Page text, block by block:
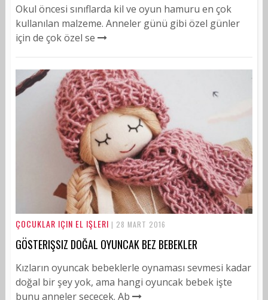
Okul öncesi sınıflarda kil ve oyun hamuru en çok
kullanılan malzeme. Anneler günü gibi özel günler
için de çok özel se
ÇOCUKLAR IÇIN EL IŞLERI | 28 MART 2016
GÖSTERIŞSIZ DOĞAL OYUNCAK BEZ BEBEKLER
Kızların oyuncak bebeklerle oynaması sevmesi kadar
doğal bir şey yok, ama hangi oyuncak bebek işte
bunu anneler seçecek. Ab